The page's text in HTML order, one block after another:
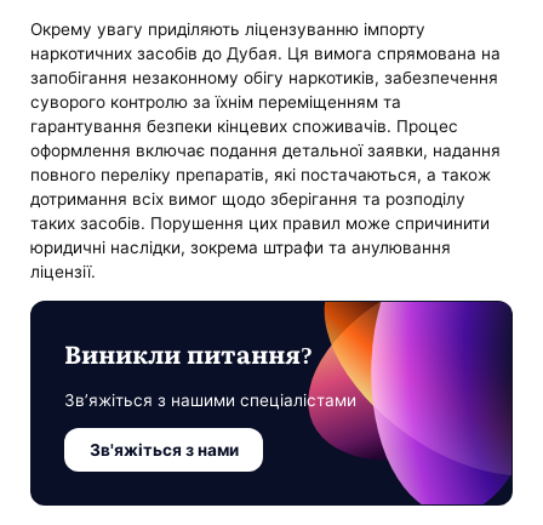
Окрему увагу приділяють ліцензуванню імпорту
наркотичних засобів до Дубая. Ця вимога спрямована на
запобігання незаконному обігу наркотиків, забезпечення
суворого контролю за їхнім переміщенням та
гарантування безпеки кінцевих споживачів. Процес
оформлення включає подання детальної заявки, надання
повного переліку препаратів, які постачаються, а також
дотримання всіх вимог щодо зберігання та розподілу
таких засобів. Порушення цих правил може спричинити
юридичні наслідки, зокрема штрафи та анулювання
ліцензії.
Виникли питання?
Зв’яжіться з нашими спеціалістами
Зв'яжіться з нами